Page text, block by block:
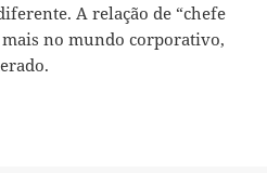
A relação de “chefe
mais no mundo corporativo,
uma liderança positiva?